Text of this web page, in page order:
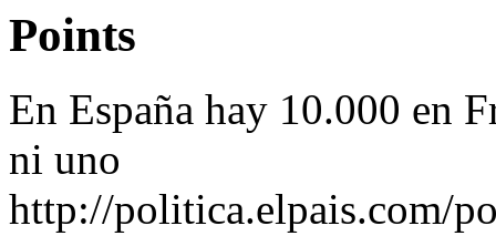
Points
En España hay 10.000 en
ni uno
http://politica.elpais.com/